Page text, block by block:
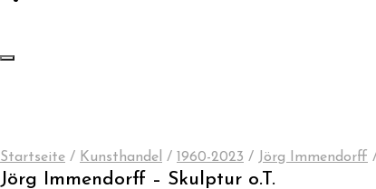
Startseite / Kunsthandel / 1960-2023 / Jörg Immendorff /
Jörg Immendorff – Skulptur o.T.